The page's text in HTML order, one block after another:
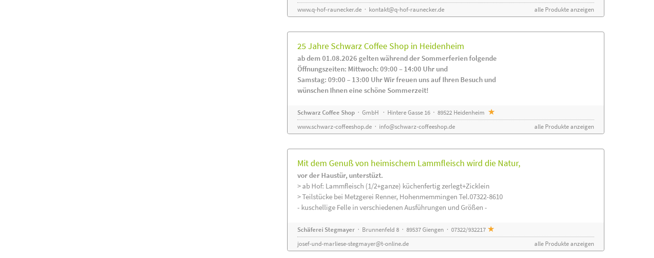
www.q-hof-raunecker.de· kontakt@q-hof-raunecker.de alle Produkte anzeigen
25 Jahre Schwarz Coffee Shop in Heidenheim
ab dem 01.08.2026 gelten während der Sommerferien folgende
Öffnungszeiten: Mittwoch: 09:00 – 14:00 Uhr und
Samstag: 09:00 – 13:00 Uhr Wir freuen uns auf Ihren Besuch und
wünschen Ihnen eine schöne Sommerzeit!
Schwarz Coffee Shop· GmbH · Hintere Gasse 16 · 89522 Heidenheim
www.schwarz-coffeeshop.de· info@schwarz-coffeeshop.de alle Produkte anzeigen
Mit dem Genuß von heimischem Lammfleisch wird die Natur,
vor der Haustür, unterstüzt.
> ab Hof: Lammfleisch (1/2+ganze) küchenfertig zerlegt+Zicklein
> Teilstücke bei Metzgerei Renner, Hohenmemmingen Tel.07322-8610
- kuschellige Felle in verschiedenen Ausführungen und Größen -
Schäferei Stegmayer· Brunnenfeld 8 · 89537 Giengen · 07322/932217
josef-und-marliese-stegmayer@t-online.de
alle Produkte anzeigen